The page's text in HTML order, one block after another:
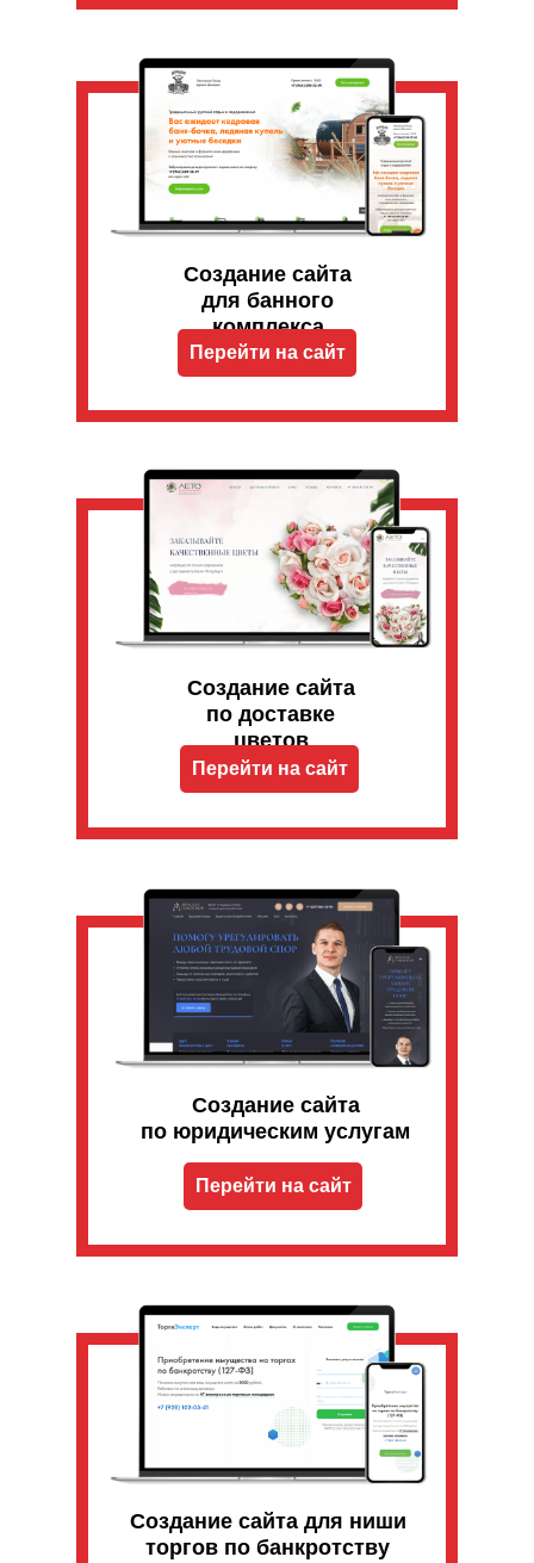
Создание сайта
для банного
комплекса
Перейти на сайт
Создание сайта
по юридическим услугам
Перейти на сайт
Создание сайта
по доставке
цветов
Перейти на сайт
Создание сайта для ниши
торгов по банкротству